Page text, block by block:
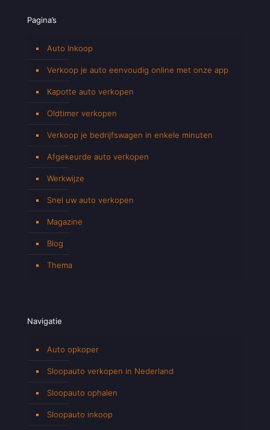
Pagina’s
Auto Inkoop
Verkoop je auto eenvoudig online met onze app
Kapotte auto verkopen
Oldtimer verkopen
Verkoop je bedrijfswagen in enkele minuten
Afgekeurde auto verkopen
Werkwijze
Snel uw auto verkopen
Magazine
Blog
Thema
Navigatie
Auto opkoper
Sloopauto verkopen in Nederland
Sloopauto ophalen
Sloopauto inkoop